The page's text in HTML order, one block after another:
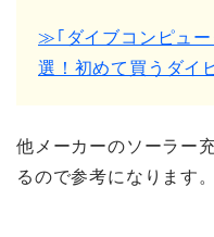
≫｢ダイブコンピュ
選！初めて買うダイ
他メーカーのソーラー
るので参考になります。